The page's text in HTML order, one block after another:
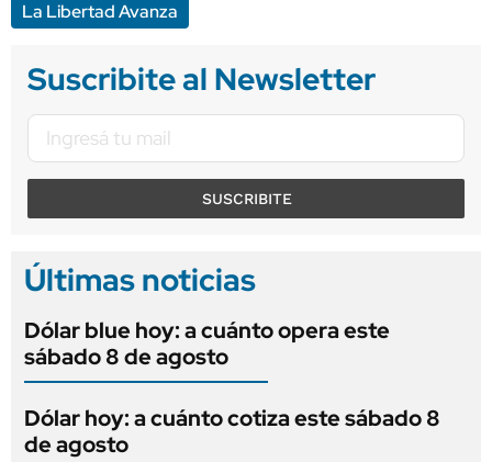
La Libertad Avanza
Suscribite al Newsletter
SUSCRIBITE
Últimas noticias
Dólar blue hoy: a cuánto opera este
sábado 8 de agosto
Dólar hoy: a cuánto cotiza este sábado 8
de agosto